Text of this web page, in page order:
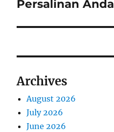
Persalinan Anda
Archives
August 2026
July 2026
June 2026